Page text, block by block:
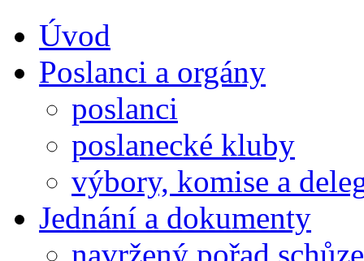
Úvod
Poslanci a orgány
poslanci
poslanecké kluby
výbory, komise a
Jednání a dokumenty
navržený pořad schůze